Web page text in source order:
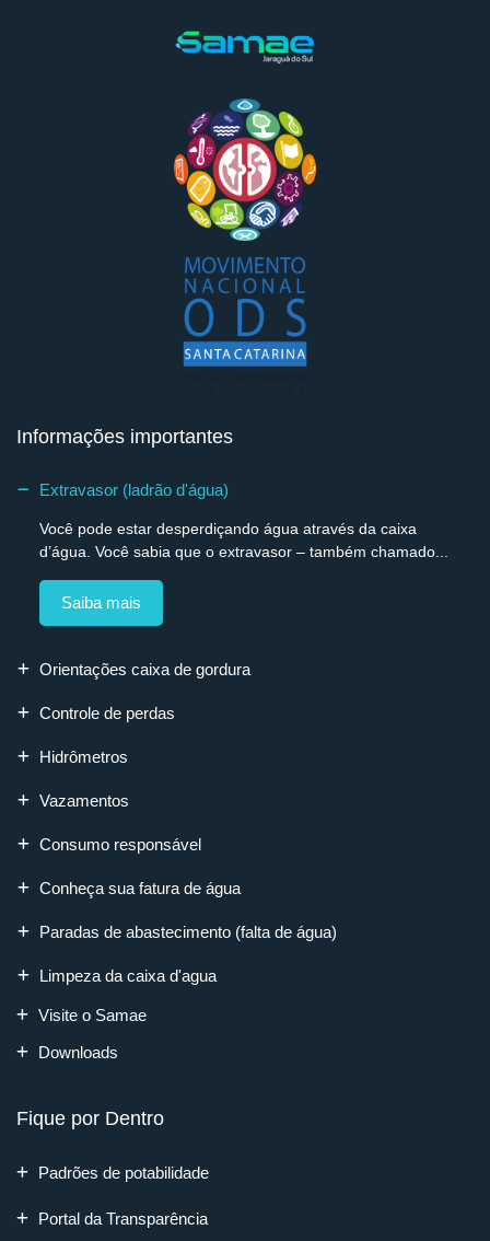
Informações importantes
Extravasor (ladrão d'água)
Você pode estar desperdiçando água através da caixa
d’água. Você sabia que o extravasor – também chamado...
Saiba mais
Orientações caixa de gordura
Controle de perdas
Hidrômetros
Vazamentos
Consumo responsável
Conheça sua fatura de água
Paradas de abastecimento (falta de água)
Limpeza da caixa d'agua
Visite o Samae
Downloads
Fique por Dentro
Padrões de potabilidade
Portal da Transparência